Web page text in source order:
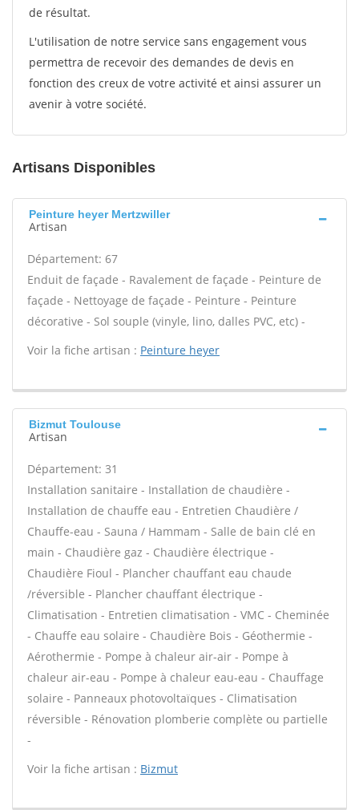
de résultat.
L'utilisation de notre service sans engagement vous
permettra de recevoir des demandes de devis en
fonction des creux de votre activité et ainsi assurer un
avenir à votre société.
Artisans Disponibles
Peinture heyer Mertzwiller
Artisan
Département: 67
Enduit de façade - Ravalement de façade - Peinture de
façade - Nettoyage de façade - Peinture - Peinture
décorative - Sol souple (vinyle, lino, dalles PVC, etc) -
Voir la fiche artisan : Peinture heyer
Bizmut Toulouse
Artisan
Département: 31
Installation sanitaire - Installation de chaudière -
Installation de chauffe eau - Entretien Chaudière /
Chauffe-eau - Sauna / Hammam - Salle de bain clé en
main - Chaudière gaz - Chaudière électrique -
Chaudière Fioul - Plancher chauffant eau chaude
/réversible - Plancher chauffant électrique -
Climatisation - Entretien climatisation - VMC - Cheminée
- Chauffe eau solaire - Chaudière Bois - Géothermie -
Aérothermie - Pompe à chaleur air-air - Pompe à
chaleur air-eau - Pompe à chaleur eau-eau - Chauffage
solaire - Panneaux photovoltaïques - Climatisation
réversible - Rénovation plomberie complète ou partielle
-
Voir la fiche artisan : Bizmut